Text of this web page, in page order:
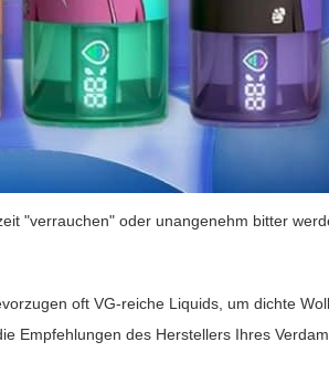
"verrauchen" oder unangenehm bitter
oft VG-reiche Liquids, um dichte
Empfehlungen des Herstellers Ihres